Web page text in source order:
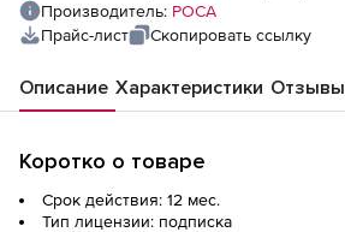
Производитель: РОСА
Прайс-лист
Скопировать ссылку
Описание Характеристики Отзывы
Коротко о товаре
Срок действия: 12 мес.
Тип лицензии: подписка